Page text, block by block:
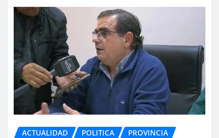
ACTUALIDAD POLITICA PROVINCIA